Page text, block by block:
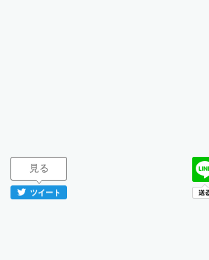
見る
ツイート